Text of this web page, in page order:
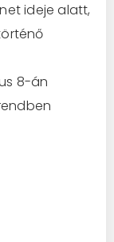
ideje alatt,
8-án